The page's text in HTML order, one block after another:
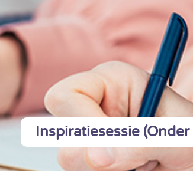
Inspiratiesessie